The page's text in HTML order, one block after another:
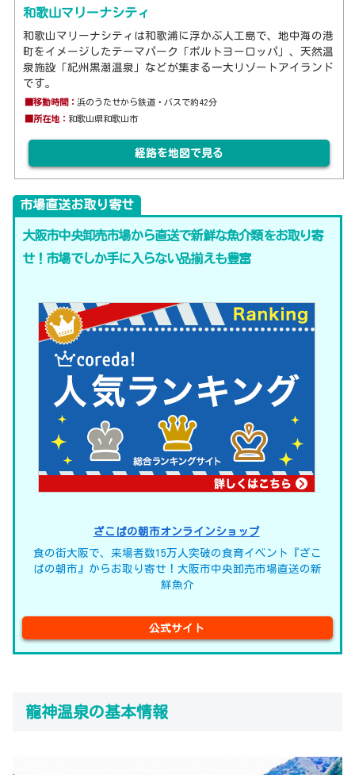
和歌山マリーナシティ
和歌山マリーナシティは和歌浦に浮かぶ人工島で、地中海の港
町をイメージしたテーマパーク「ポルトヨーロッパ」、天然温
泉施設「紀州黒潮温泉」などが集まる一大リゾートアイランド
です。
■移動時間：浜のうたせから鉄道・バスで約42分
■所在地： 和歌山県和歌山市
経路を地図で見る
市場直送お取り寄せ
大阪市中央卸売市場から直送で新鮮な魚介類をお取り寄
せ！市場でしか手に入らない品揃えも豊富
ざこばの朝市オンラインショップ
食の街大阪で、来場者数15万人突破の食育イベント『ざこ
ばの朝市』からお取り寄せ！大阪市中央卸売市場直送の新
鮮魚介
公式サイト
龍神温泉の基本情報